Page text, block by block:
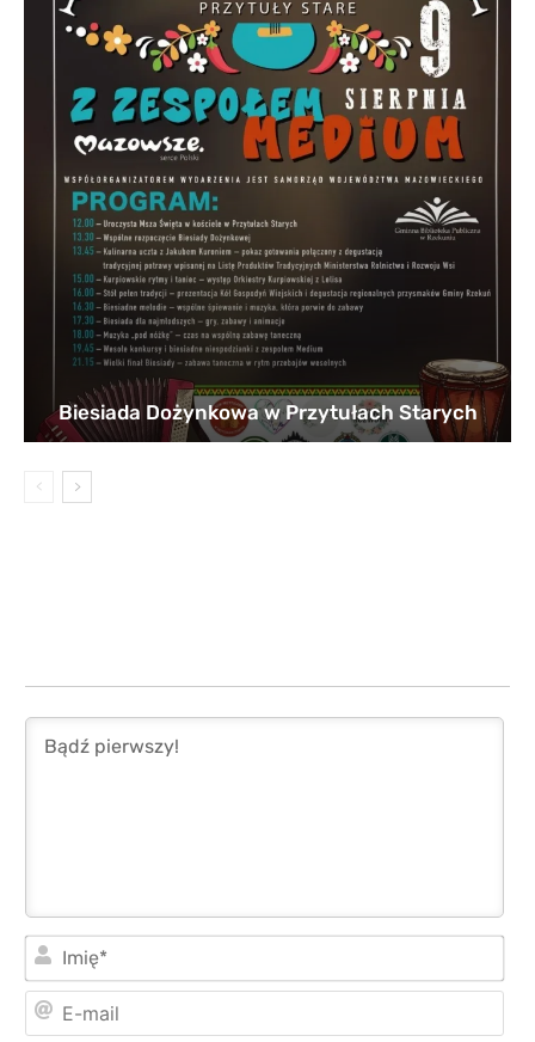
Biesiada Dożynkowa w Przytułach Starych